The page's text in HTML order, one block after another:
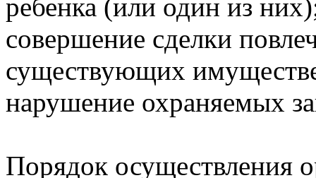
ребенка (или один из
совершение сделки
существующих
нарушение охраняемых
Порядок осуществления